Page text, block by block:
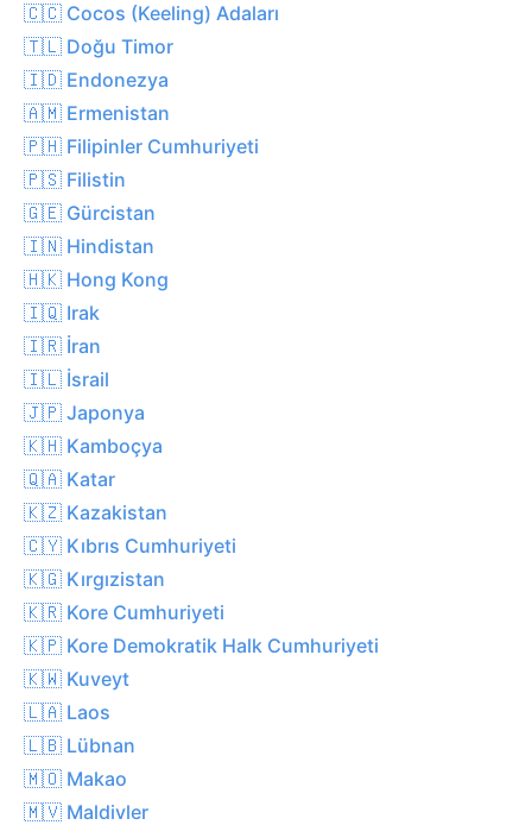
🇨🇨 Cocos (Keeling) Adaları
🇹🇱 Doğu Timor
🇮🇩 Endonezya
🇦🇲 Ermenistan
🇵🇭 Filipinler Cumhuriyeti
🇵🇸 Filistin
🇬🇪 Gürcistan
🇮🇳 Hindistan
🇭🇰 Hong Kong
🇮🇶 Irak
🇮🇷 İran
🇮🇱 İsrail
🇯🇵 Japonya
🇰🇭 Kamboçya
🇶🇦 Katar
🇰🇿 Kazakistan
🇨🇾 Kıbrıs Cumhuriyeti
🇰🇬 Kırgızistan
🇰🇷 Kore Cumhuriyeti
🇰🇵 Kore Demokratik Halk Cumhuriyeti
🇰🇼 Kuveyt
🇱🇦 Laos
🇱🇧 Lübnan
🇲🇴 Makao
🇲🇻 Maldivler